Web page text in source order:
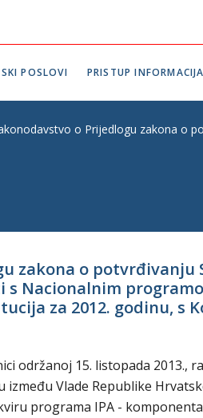
POSLOVI PRISTUP
o Prijedlogu zakona o
zakona o
s Nacionalnim
za 2012. godinu, s
održanoj 15. listopada 2013.,
Vlade Republike
programa IPA -